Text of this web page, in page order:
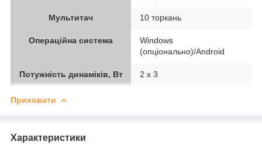
Мультитач 10 торкань
Операційна система
Windows
(опціонально)/Android
Потужність динаміків, Вт 2 х 3
Приховати
Характеристики